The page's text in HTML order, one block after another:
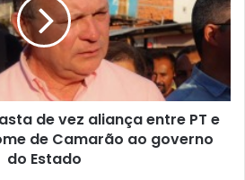
de vez aliança entre PT e
de Camarão ao governo
do Estado